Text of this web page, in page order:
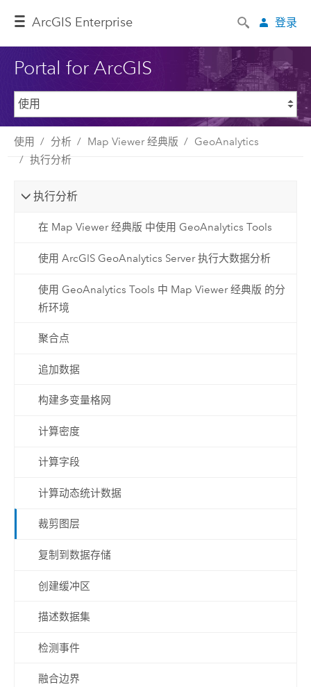
ArcGIS Enterprise 登录
Portal for ArcGIS
使用 分析 Map Viewer 经典版
GeoAnalytics
执行分析
执行分析
在 Map Viewer 经典版 中使用 GeoAnalytics Tools
使用 ArcGIS GeoAnalytics Server 执行大数据分析
使用 GeoAnalytics Tools 中 Map Viewer 经典版 的分
析环境
聚合点
追加数据
构建多变量格网
计算密度
计算字段
计算动态统计数据
裁剪图层
复制到数据存储
创建缓冲区
描述数据集
检测事件
融合边界